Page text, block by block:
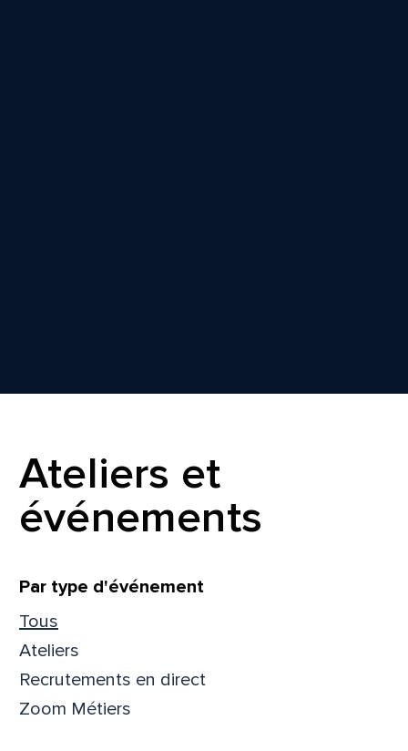
Ateliers et
événements
Filtrer
Par type d'événement
Tous
Ateliers
Recrutements en direct
Zoom Métiers